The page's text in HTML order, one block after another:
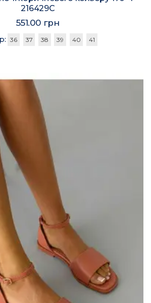
216429C
551.00 грн
36 37 38 39 40 41